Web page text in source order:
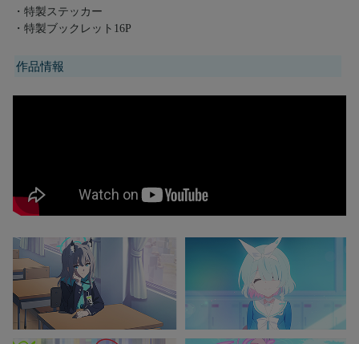
・特製ステッカー
・特製ブックレット16P
作品情報